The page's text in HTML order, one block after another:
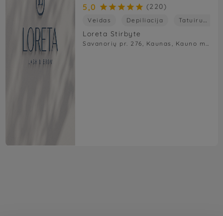
5,0      (220)
Veidas Depiliacija Tatuiruotės
Loreta Stirbyte
Savanorių pr. 276, Kaunas, Kauno m. sav., Lietuva